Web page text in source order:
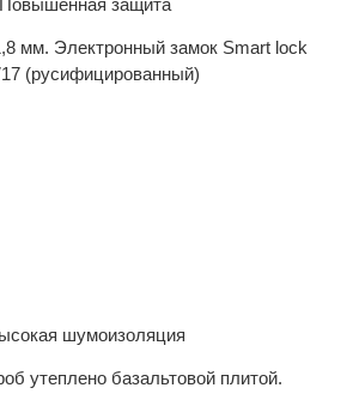
мм. Электронный замок Smart lock
(русифицированный)
шумоизоляция
утеплено базальтовой плитой.